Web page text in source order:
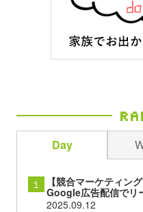
Day
１
【競合マーケティン
Google広告配信でリ
2025.09.12